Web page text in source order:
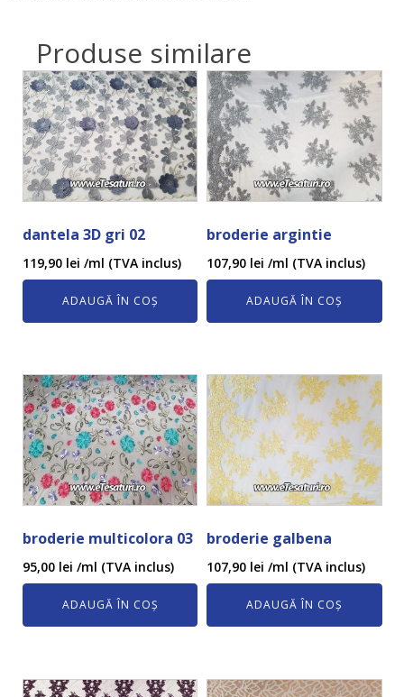
Produse similare
dantela 3D gri 02
119,90 lei /ml (TVA inclus)
ADAUGĂ ÎN COȘ
broderie argintie
107,90 lei /ml (TVA inclus)
ADAUGĂ ÎN COȘ
broderie multicolora 03
95,00 lei /ml (TVA inclus)
ADAUGĂ ÎN COȘ
broderie galbena
107,90 lei /ml (TVA inclus)
ADAUGĂ ÎN COȘ